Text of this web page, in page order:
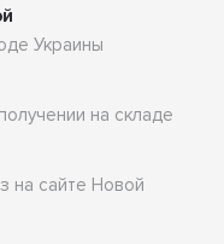
Украины
на складе
на сайте Новой